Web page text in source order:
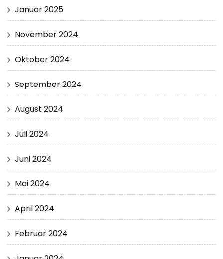
Januar 2025
November 2024
Oktober 2024
September 2024
August 2024
Juli 2024
Juni 2024
Mai 2024
April 2024
Februar 2024